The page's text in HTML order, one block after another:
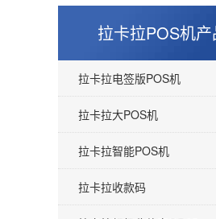
拉卡拉POS机产
拉卡拉电签版POS机
拉卡拉大POS机
拉卡拉智能POS机
拉卡拉收款码